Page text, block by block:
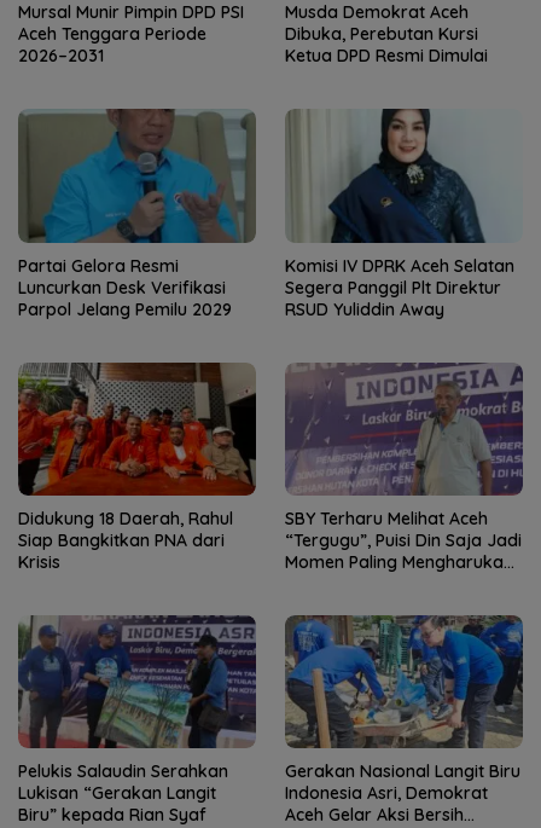
Mursal Munir Pimpin DPD PSI
Aceh Tenggara Periode
2026–2031
Musda Demokrat Aceh
Dibuka, Perebutan Kursi
Ketua DPD Resmi Dimulai
Partai Gelora Resmi
Luncurkan Desk Verifikasi
Parpol Jelang Pemilu 2029
Komisi IV DPRK Aceh Selatan
Segera Panggil Plt Direktur
RSUD Yuliddin Away
Didukung 18 Daerah, Rahul
Siap Bangkitkan PNA dari
Krisis
SBY Terharu Melihat Aceh
“Tergugu”, Puisi Din Saja Jadi
Momen Paling Mengharukan
Pelukis Salaudin Serahkan
Lukisan “Gerakan Langit
Biru” kepada Rian Syaf
Gerakan Nasional Langit Biru
Indonesia Asri, Demokrat
Aceh Gelar Aksi Bersih